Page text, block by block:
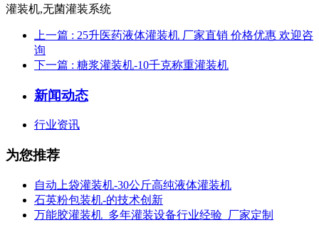
上一篇 : 25升医药液体灌装机 厂家直销 价格优惠 欢迎咨
询
下一篇 : 糖浆灌装机-10千克称重灌装机
新闻动态
行业资讯
为您推荐
自动上袋灌装机-30公斤高纯液体灌装机
石英粉包装机-的技术创新
万能胶灌装机_多年灌装设备行业经验_厂家定制